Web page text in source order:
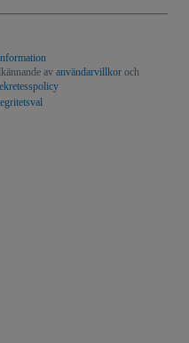
av användarvillkor och